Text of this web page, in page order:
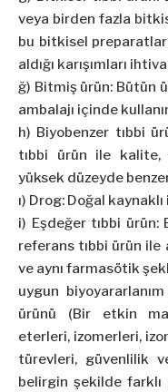
veya birden fazla
bu bitkisel
aldığı karışımları
ğ) Bitmiş ürün: Bütün
ambalajı içinde
h) Biyobenzer tıbbi
tıbbi ürün ile kalite,
yüksek düzeyde
ı) Drog: Doğal
i) Eşdeğer tıbbi ürün:
referans tıbbi ürün
ve aynı farmasötik
uygun biyoyararlanım
ürünü (Bir etkin
eterleri, izomerleri,
türevleri, güvenlilik
belirgin şekilde farklı